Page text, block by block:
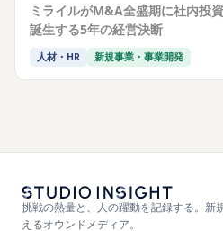
ミライルがM&A全盛期に社内投
誕生する5年の経営決断
人材・HR 新規事業・事業開発
挑戦の熱量と、人の躍動を記録する。新
えるオウンドメディア。